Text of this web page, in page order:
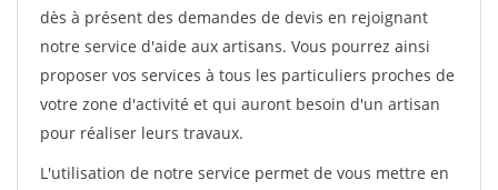
dès à présent des demandes de devis en rejoignant
notre service d'aide aux artisans. Vous pourrez ainsi
proposer vos services à tous les particuliers proches de
votre zone d'activité et qui auront besoin d'un artisan
pour réaliser leurs travaux.
L'utilisation de notre service permet de vous mettre en